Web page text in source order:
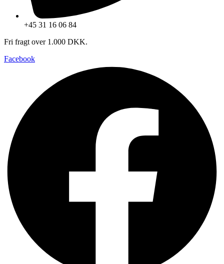
+45 31 16 06 84
Fri fragt over 1.000 DKK.
Facebook